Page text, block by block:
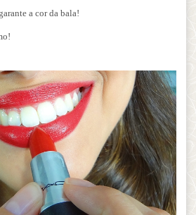
a cor da bala!